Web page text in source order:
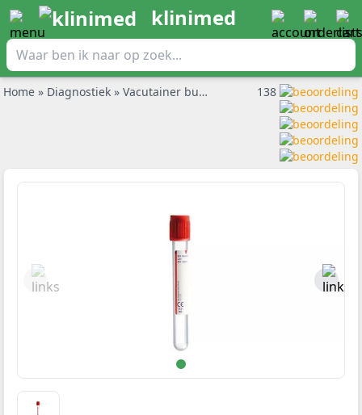
klinimed
Home » Diagnostiek » Vacutainer buizen en bloedafname »BD
138